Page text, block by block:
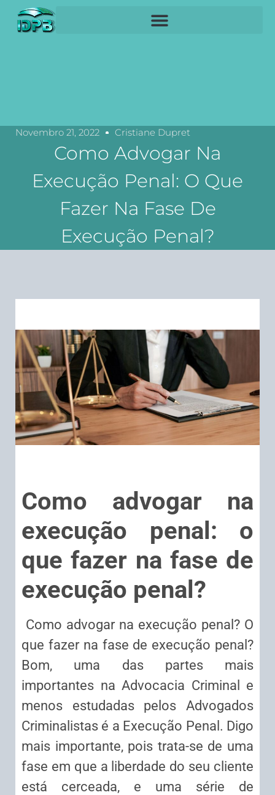
Novembro 21, 2022 Cristiane Dupret
Como Advogar Na
Execução Penal: O Que
Fazer Na Fase De
Execução Penal?
Como advogar na
execução penal: o
que fazer na fase de
execução penal?
Como advogar na execução penal? O
que fazer na fase de execução penal?
Bom, uma das partes mais
importantes na Advocacia Criminal e
menos estudadas pelos Advogados
Criminalistas é a Execução Penal. Digo
mais importante, pois trata-se de uma
fase em que a liberdade do seu cliente
está cerceada, e uma série de